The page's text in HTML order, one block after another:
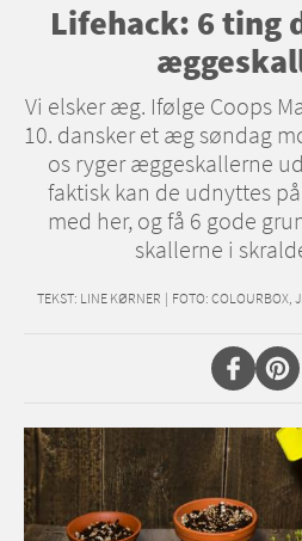
Lifehack: 6 ting
Vi elsker æg. Ifølge Coops
10. dansker et æg søndag
os ryger æggeskallerne
faktisk kan de udnyttes
med her, og få 6 gode
skallerne i
TEKST: LINE KØRNER | FOTO: COLOURBOX,